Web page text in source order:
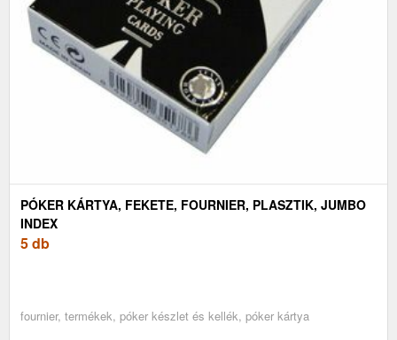
PÓKER KÁRTYA, FEKETE, FOURNIER, PLASZTIK, JUMBO
INDEX
5 db
fournier, termékek, póker készlet és kellék, póker kártya